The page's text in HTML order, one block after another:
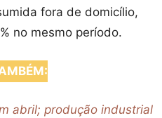
fora de domicílio,
no mesmo período.
abril; produção industrial